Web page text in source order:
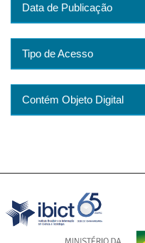
Data de Publicação
Tipo de Acesso
Contém Objeto Digital